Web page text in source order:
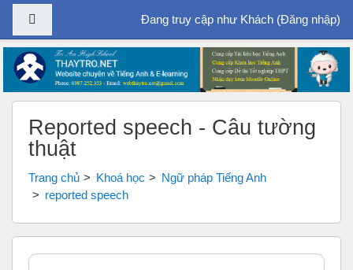
Chuyển tới nội dung chính
Bảng điều khiển cạnhĐang truy cập như Khách (Đăng nhập)
Reported speech - Câu tường
thuật
Trang chủ Khoá học
Ngữ pháp Tiếng Anh
reported speech
Tổng quan các chủ đề